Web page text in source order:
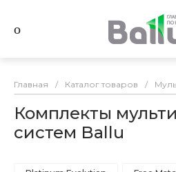
Главная / Каталог товаров /
Комплекты
систем Ballu